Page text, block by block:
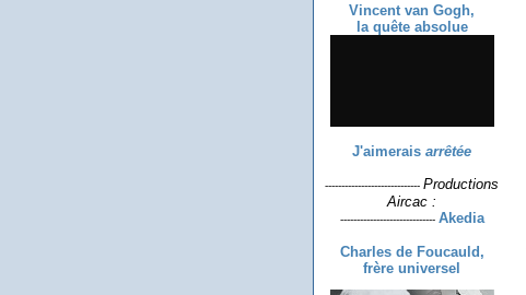
Vincent van Gogh,
la quête absolue
J'aimerais arrêtée
----------------------------- Productions
Aircac :
----------------------------- Akedia
Charles de Foucauld,
frère universel